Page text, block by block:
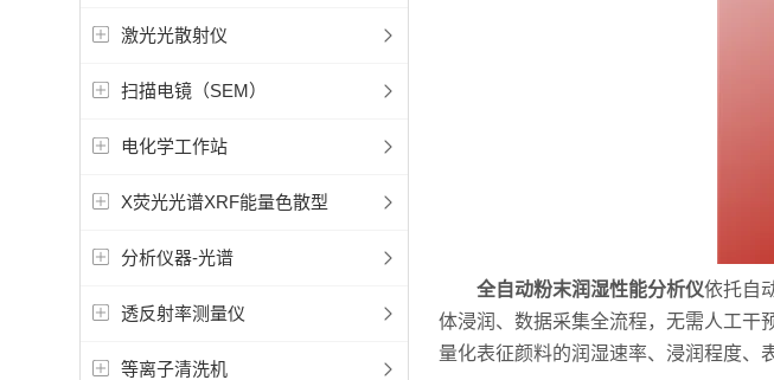
激光光散射仪
扫描电镜（SEM）
电化学工作站
X荧光光谱XRF能量色散型
分析仪器-光谱
透反射率测量仪
等离子清洗机
全自动粉末润湿性能分析仪依托自
体浸润、数据采集全流程，无需人工干
量化表征颜料的润湿速率、浸润程度、